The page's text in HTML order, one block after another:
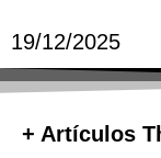
19/12/2025
+ Artículos